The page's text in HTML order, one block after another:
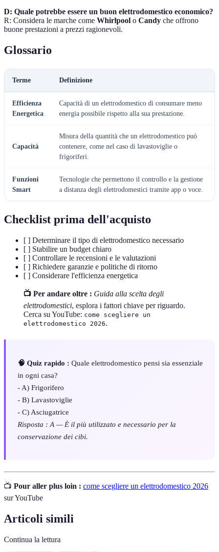
D: Quale potrebbe essere un buon elettrodomestico economico?
R: Considera le marche come Whirlpool o Candy che offrono
buone prestazioni a prezzi ragionevoli.
Glossario
Terme Definizione
Efficienza
Energetica
Capacità di un elettrodomestico di consumare meno
energia possibile rispetto alla sua prestazione.
Capacità
Misura della quantità che un elettrodomestico può
contenere, come nel caso di lavastoviglie o
frigoriferi.
Funzioni
Smart
Tecnologie che permettono il controllo e la gestione
a distanza degli elettrodomestici tramite app o voce.
Checklist prima dell'acquisto
[ ] Determinare il tipo di elettrodomestico necessario
[ ] Stabilire un budget chiaro
[ ] Controllare le recensioni e le valutazioni
[ ] Richiedere garanzie e politiche di ritorno
[ ] Considerare l'efficienza energetica
📺 Per andare oltre : Guida alla scelta degli
elettrodomestici, esplora i fattori chiave per riguardo.
Cerca su YouTube: come scegliere un
elettrodomestico 2026.
🧠 Quiz rapido : Quale elettrodomestico pensi sia essenziale
in ogni casa?
- A) Frigorifero
- B) Lavastoviglie
- C) Asciugatrice
Risposta : A — È il più utilizzato e necessario per la
conservazione dei cibi.
📺 Pour aller plus loin : come scegliere un elettrodomestico 2026
sur YouTube
Articoli simili
Continua la lettura